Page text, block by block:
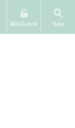
Bibliotek Søg